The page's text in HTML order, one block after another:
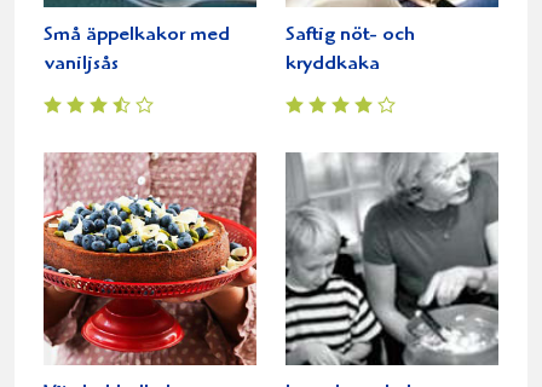
Små äppelkakor med
vaniljsås
Saftig nöt- och
kryddkaka